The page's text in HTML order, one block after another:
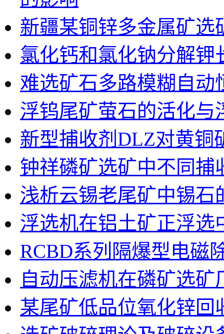
新疆某铜锌多金属矿选
氯化钙和氯化钠分解
难选矿石多路模糊自动
浮钨尾矿萤石的活化与
新型捕收剂DLZ对黄铜
钟祥磷矿选矿中不同捕
浅析云锡老尾矿中锡石
浮选机在铝土矿正浮选
RCBD系列隔爆型电磁
自动压滤机在磷矿选矿
某尾矿低品位氧化锌回